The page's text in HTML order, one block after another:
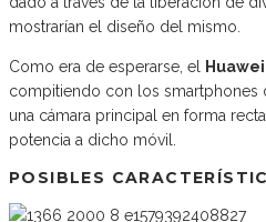
mostrarían el diseño del mismo.
Como era de esperarse, el
compitiendo con los smartphones
una cámara principal en forma
potencia a dicho móvil.
POSIBLES